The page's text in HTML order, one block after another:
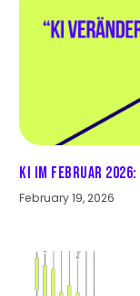
KI im Februar
February 19, 2026